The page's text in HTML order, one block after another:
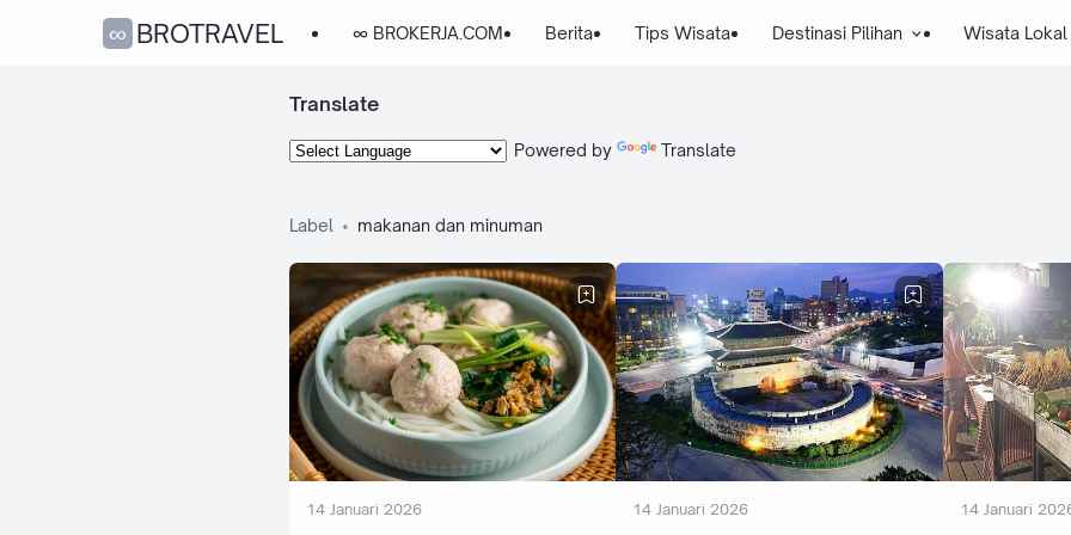
∞BROTRAVEL ∞ BROKERJA.COM Berita Tips Wisata Destinasi Pilihan Wisata Lokal
Translate
Powered by Translate
Label makanan dan minuman
14 Januari 2026 14 Januari 2026 14 Januari